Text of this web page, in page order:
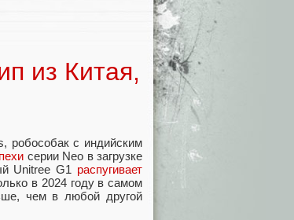
из Китая,
робособак с индийским
серии Neo в загрузке
Unitree G1 распугивает
в 2024 году в самом
чем в любой другой